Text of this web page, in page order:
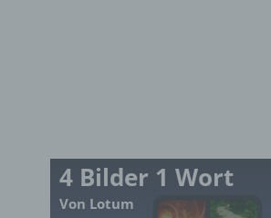
4 Bilder 1 Wort
Von Lotum